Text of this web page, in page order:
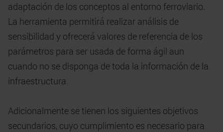
adaptación de los conceptos al entorno ferroviario.
La herramienta permitirá realizar análisis de
sensibilidad y ofrecerá valores de referencia de los
parámetros para ser usada de forma ágil aun
cuando no se disponga de toda la información de la
infraestructura.
Adicionalmente se tienen los siguientes objetivos
secundarios, cuyo cumplimiento es necesario para